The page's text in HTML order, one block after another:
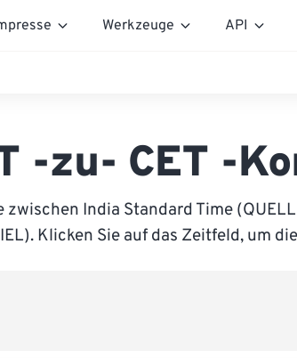
Werkzeuge API
-zu- CET -
India Standard Time
Klicken Sie auf das Zeitfeld, um